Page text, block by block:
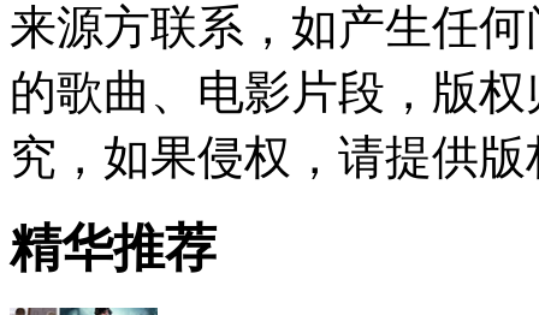
来源方联系，如产生任
的歌曲、电影片段，版
究，如果侵权，请提供
精华推荐